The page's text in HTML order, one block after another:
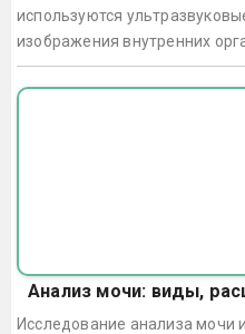
используются
изображения внутренних
Анализ мочи: виды,
Исследование анализа мочи